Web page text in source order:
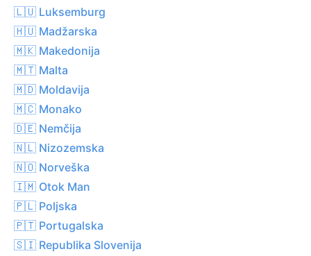
🇱🇺 Luksemburg
🇭🇺 Madžarska
🇲🇰 Makedonija
🇲🇹 Malta
🇲🇩 Moldavija
🇲🇨 Monako
🇩🇪 Nemčija
🇳🇱 Nizozemska
🇳🇴 Norveška
🇮🇲 Otok Man
🇵🇱 Poljska
🇵🇹 Portugalska
🇸🇮 Republika Slovenija